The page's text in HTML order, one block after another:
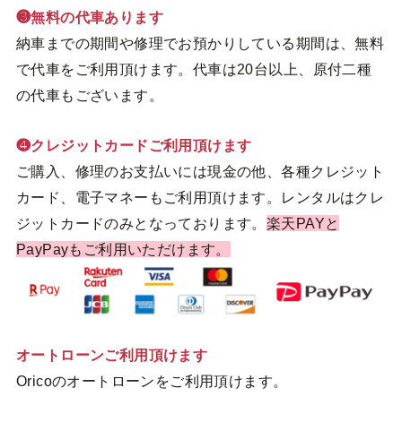
❸無料の代車あります
納車までの期間や修理でお預かりしている期間は、無料
で代車をご利用頂けます。代車は20台以上、原付二種
の代車もございます。
❹クレジットカードご利用頂けます
ご購入、修理のお支払いには現金の他、各種クレジット
カード、電子マネーもご利用頂けます。レンタルはクレ
ジットカードのみとなっております。 楽天PAYと
PayPayもご利用いただけます。
オートローンご利用頂けます
Oricoのオートローンをご利用頂けます。